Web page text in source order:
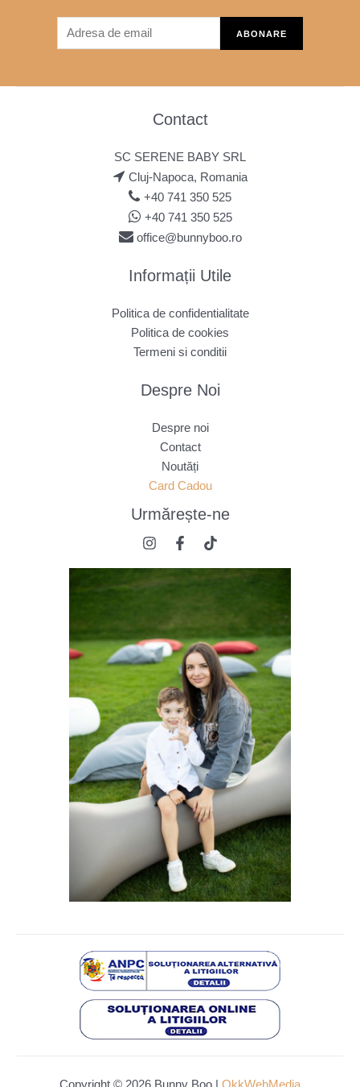
Contact
SC SERENE BABY SRL
Cluj-Napoca, Romania
+40 741 350 525
+40 741 350 525
office@bunnyboo.ro
Informații Utile
Politica de confidentialitate
Politica de cookies
Termeni si conditii
Despre Noi
Despre noi
Contact
Noutăți
Card Cadou
Urmărește-ne